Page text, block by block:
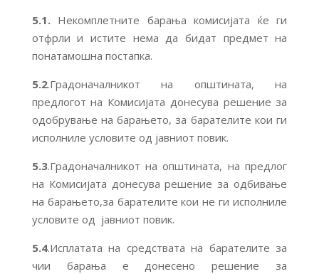
5.1.Некомплетните барања комисијата ќе ги
отфрли и истите нема да бидат предмет на
понатамошна постапка.
5.2.Градоначалникот на општината, на
предлогот на Комисијата донесува решение за
одобрување на барањето, за барателите кои ги
исполниле условите од јавниот повик.
5.3.Градоначалникот на општината, на предлог
на Комисијата донесува решение за одбивање
на барањето,за барателите кои не ги исполниле
условите од јавниот повик.
5.4.Исплатата на средствата на барателите за
чии барања е донесено решение за